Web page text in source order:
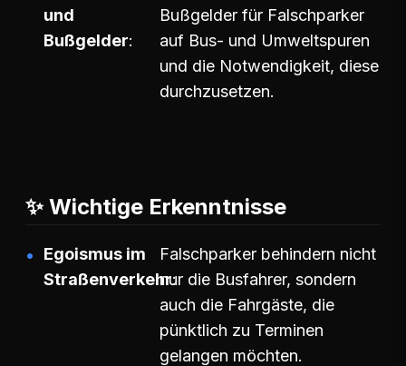
und
Bußgelder
Bußgelder für Falschparker
auf Bus- und Umweltspuren
und die Notwendigkeit, diese
durchzusetzen.
✨ Wichtige Erkenntnisse
Egoismus im
Straßenverkehr
Falschparker behindern nicht
nur die Busfahrer, sondern
auch die Fahrgäste, die
pünktlich zu Terminen
gelangen möchten.